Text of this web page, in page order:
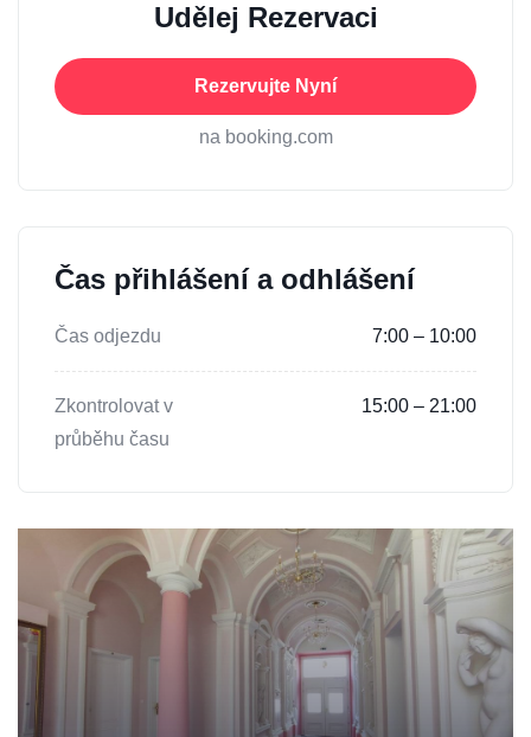
Udělej Rezervaci
Rezervujte Nyní
na booking.com
Čas přihlášení a odhlášení
Čas odjezdu 7:00 – 10:00
Zkontrolovat v
průběhu času
15:00 – 21:00